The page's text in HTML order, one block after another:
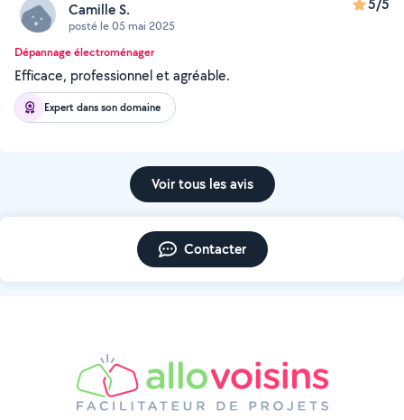
Camille S.
posté le 05 mai 2025
5/5
Dépannage électroménager
Efficace, professionnel et agréable.
Expert dans son domaine
Voir tous les avis
Contacter